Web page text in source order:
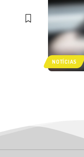
NOTÍCIAS